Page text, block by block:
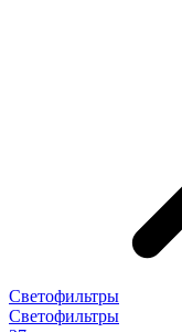
Светофильтры
Светофильтры